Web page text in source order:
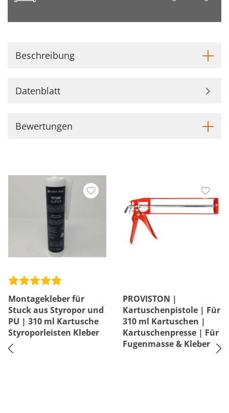
Beschreibung
Datenblatt
Bewertungen
Montagekleber für
Stuck aus Styropor und
PU | 310 ml Kartusche
Styroporleisten Kleber
PROVISTON |
Kartuschenpistole | Für
310 ml Kartuschen |
Kartuschenpresse | Für
Fugenmasse & Kleber